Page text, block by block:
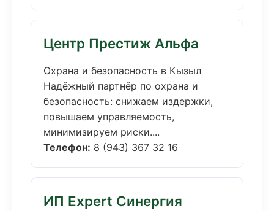
Центр Престиж Альфа
Охрана и безопасность в Кызыл
Надёжный партнёр по охрана и
безопасность: снижаем издержки,
повышаем управляемость,
минимизируем риски....
Телефон: 8 (943) 367 32 16
ИП Expert Синергия